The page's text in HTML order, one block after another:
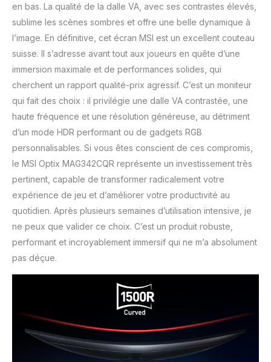
en bas. La qualité de la dalle VA, avec ses contrastes élevés,
sublime les scènes sombres et offre une belle dynamique à
l’image. En définitive, cet écran MSI est un excellent couteau
suisse. Il s’adresse avant tout aux joueurs en quête d’une
immersion maximale et de performances solides, qui
cherchent un rapport qualité-prix agressif. C’est un moniteur
qui fait des choix : il privilégie une dalle VA contrastée, une
haute fréquence et une résolution généreuse, au détriment
d’un mode HDR performant ou de gadgets RGB
personnalisables. Si vous êtes conscient de ces compromis,
le MSI Optix MAG342CQR représente un investissement très
pertinent, capable de transformer radicalement votre
expérience de jeu et d’améliorer votre productivité au
quotidien. Après plusieurs semaines d’utilisation intensive, je
ne peux que valider ce choix. C’est un produit robuste,
performant et incroyablement immersif qui ne m’a absolument
pas déçue.